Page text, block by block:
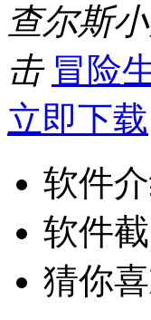
查尔斯
击 冒险
立即下载
软件
软件
猜你